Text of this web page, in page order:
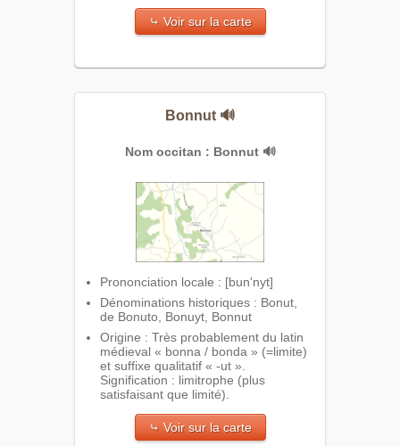
⤷ Voir sur la carte
Bonnut 🔊
Nom occitan : Bonnut 🔊
Prononciation locale : [bun'nyt]
Dénominations historiques : Bonut,
de Bonuto, Bonuyt, Bonnut
Origine : Très probablement du latin
médieval « bonna / bonda » (=limite)
et suffixe qualitatif « -ut ».
Signification : limitrophe (plus
satisfaisant que limité).
⤷ Voir sur la carte